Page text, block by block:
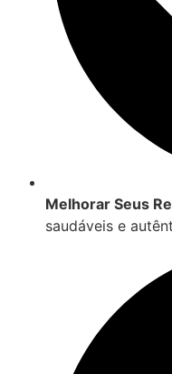
Melhorar Seus
saudáveis e